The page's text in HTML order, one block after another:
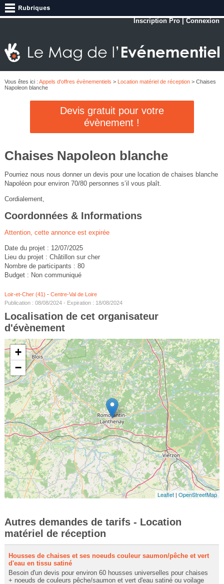
Inscription Pro |Connexion
Vous êtes ici : Appels d'offres évènementiels > Location matériel de réception> Chaises
Napoleon blanche
Devis gratuit pour votre
évènement !
Chaises Napoleon blanche
Pourriez nous nous donner un devis pour une location de chaises blanche
Napoléon pour environ 70/80 personnes s’il vous plaît.
Cordialement,
Coordonnées & Informations
Attention, cette annonce est expirée
Date du projet : 12/07/2025
Lieu du projet : Châtillon sur cher
Nombre de participants : 80
Budget : Non communiqué
Loir-et-Cher (41) - Centre-Val de Loire
Publication : 08/08/2024 - Expiration : 18/08/2024
Localisation de cet organisateur
d'évènement
+
−
Leaflet |OpenStreetMap
Autres demandes de tarifs - Location
matériel de réception
Housses de chaises et ses noeuds couleur saumon/pêche et vert
d'eau en tissu satiné
Besoin d'un devis pour environ 60 housses universelles pour chaises
+ noeuds de couleurs pêche/saumon et vert d'eau satiné ou voilage